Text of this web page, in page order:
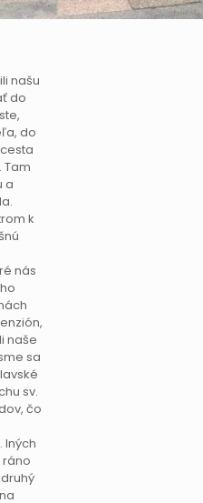
našu
do
do
Tam
a
k
nás
naše
sa
sv.
čo
Iných
ráno